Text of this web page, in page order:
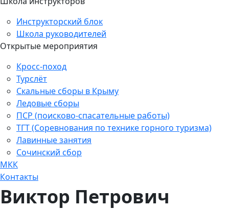
Инструкторский блок
Школа руководителей
Открытые мероприятия
Кросс-поход
Турслёт
Скальные сборы в Крыму
Ледовые сборы
ПСР (поисково-спасательные работы)
ТГТ (Соревнования по технике горного туризма)
Лавинные занятия
Сочинский сбор
МКК
Контакты
Виктор Петрович